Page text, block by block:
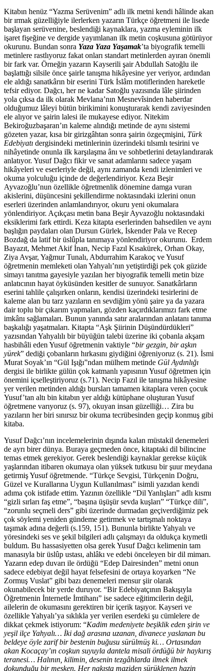
Kitabın henüz “Yazma Serüvenim” adlı ilk metni kendi hâlinde akan
bir ırmak güzelliğiyle ilerlerken yazarın Türkçe öğretmeni ile lisede
başlayan serüvenine, beslendiği kaynaklara, yazma eyleminin ilk
işaret fişeğine ve dergide yayımlanan ilk metin coşkusuna götürüyor
okurunu. Bundan sonra Yaza Yaza Yaşamak’ta biyografik temelli
metinlere rastlıyoruz fakat onları standart metinlerden ayıran önemli
bir fark var. Örneğin yazarın Kayserili şair Abdullah Satoğlu ile
başlattığı silsile önce şairle tanışma hikâyesine yer veriyor, ardından
ele aldığı sanatkârın bir eserini Türk İslâm motiflerinden hareketle
tefsir ediyor. Dağcı, her ne kadar Satoğlu yazısında lâle şiirinden
yola çıksa da ilk olarak Mevlana’nın Mesnevîsinden haberdar
olduğumuz lâleyi bütün birikimini konuşturarak kendi zaviyesinden
ele alıyor ve şairin lalesi ile mukayese ediyor. Nitekim
Bekiroğuzbaşaran’ın kaleme alındığı metinde de aynı sistemi
gözeten yazar, kısa bir girizgâhtan sonra şairin özgeçmişini, Türk
Edebiyatı dergisindeki metinlerinin üzerindeki tılsımlı tesirini ve
nihâyetinde onunla ilk karşılaşma ânı ve sohbetlerini detaylandırarak
anlatıyor. Yusuf Dağcı fikir ve sanat adamlarını sadece yaşam
hikâyeleri ve eserleriyle değil, aynı zamanda kendi izlenimleri ve
okuma yolculuğu içinde de değerlendiriyor. Keza Beşir
Ayvazoğlu’nun özellikle öğretmenlik dönemine damga vuran
akislerini, düşüncesini şekillendirme noktasındaki izlerini onun
eserleri üzerinden anlamlandırıyor, okuru yeni okumalara
yönlendiriyor. Açıkçası metin bana Beşir Ayvazoğlu noktasındaki
eksiklerimi fark ettirdi. Keza kitapta eserlerinden bahsedilen ve aynı
başlığın paydaları olan Dursun Gürlek, İskender Pala ve Recep
Bozdağ da latif bir üslûpla tanımaya yönlendiriyor okurunu. Erdem
Bayazıt, Mehmet Akif İnan, Necip Fazıl Kısakürek, Orhan Okay,
Ziya Avşar, Yağmur Tunalı, Abdurrahim Karakoç ve Yusuf
öğretmenin memleketi olan Yahyalı’nın yetiştirdiği pek çok güzide
simayı tanıtma gayesiyle yazılan her biyografik temelli metin bize
anlatıcının hayat öyküsünden kesitler de sunuyor. Sanatkârların
eserini tahlile çalışırken onların, kendisi üzerindeki tesirlerini de
kaleme alan bu tarz yazıların en sevdiğim yönü şaire ya da yazara
dair toplu bir çıkarım yapmaları, gözden kaçırdıklarımızı fark etme
imkânı sağlamaları. Bunun yanında satır aralarından anlatanı tanıma
başkalığı yaşatmaları. Kitapta “Aşk Şiirinin Düşündürdükleri”
yazısından Yahyalılı bir büyüğün talebi üzerine iki çobanla akşam
hasbihâli eden Yusuf öğretmenin vaktiyle “bir gezgin, bir aşkın
yürek” dediği çobanların hırkasını giydiğini öğreniyoruz (s. 21). İsmi
Murat Soyak’ın “Gül Işığı”ndan mülhem metinde Gül Aydınlığı
dergisi ile birlikte gülün çok katmanlı yapısının Yusuf öğretmen için
önemini içselleştiriyoruz (s.71). Necip Fazıl ile tanışma hikâyesine
yer verilen metinden aldığı bursları tamamen kitaplara veren çocuk
Yusuf’tan altı bin kitabın yer aldığı kütüphane oluşturan Yusuf
öğretmene varıyoruz (s. 97), okuyan insan güzelliği… Zira bu
yazıların her biri sınırsız bir okuma tecrübesinden geçip konmuş gibi
kitaba.
Yusuf Dağcı’nın incelemelerinin dışında kalan müstakil denemeleri
de ayrı birer dünya. Buraya geçmeden önce, kitaptaki dil bilincine
temas etmek gerekiyor. Gerek beslendiği kaynaklar gerekse küçük
yaşlarından itibaren okumaya olan yüksek tutkusu bir şuur meydana
getirmiş Yusuf öğretmende. “Türkçe Sevgisi, Türkçenin Doğru,
Güzel ve Kurallarına Uygun Kullanılması” isimli yazıdan kendi
adıma çok istifade ettim. Yazının özellikle “Dil Yanlışları” adlı kısmı
“gizli sırları faş etme”, “başına üşüşür sevda kuşları” “Türkçe dili”,
“zorunlu seçmeli ders” gibi üzerinde durmadan geçiverdiğimiz pek
çok söylemi yeniden gündeme getirmek ve tartışmalı noktaya
taşımak adına değerli (s.159, 151). Bununla birlikte Yahyalı ve
yöresindeki ses ve şekil bilgileri adlı çalışmayı da oldukça kıymetli
buldum. Bu hassasiyetten olsa gerek Yusuf Dağcı kelimenin tam
manasıyla bir üslûp ustası, ahlâkı ve edebi önceleyen bir dil mimarı.
Yazarın edep duvarı ile ördüğü “Edep Dairesinden” metni onun
sadece edebiyat değil hayat felsefesini de ortaya koyarken “Ne
Zormuş Vuslat” gibi bazı denemeleri mensur şiir olarak
okunabilecek bir yerde duruyor. “Bir Edebiyatçının Bakışıyla
Öğretmenin İnternetle İmtihanı” ise sadece eğitimcilerin değil,
ailelerin de okumasını gerektiren bir içerik taşıyor. Kayseri ve
özellikle Yahyalı’ya sıklıkla yer verilen eserdeki şu cümlelere de
dikkat çekmek istiyorum: “Kadim medeniyete beşiklik eden şirin ve
yeşil ilçe Yahyalı… İki dağ arasına uzanan, divanece yaslanan bu
beldeye öyle zarif bir bestenin buğusu sürülmüş ki… Ortasından
akan Kocaçay’ın coşkun suyuyla dantela misali ördüğü bir haykırış
teranesi… Halının, kilimin, desenin tezgâhlarda ilmek ilmek
dokunduğu bir mesken. Her nakışta maziden sürüklenen hazin